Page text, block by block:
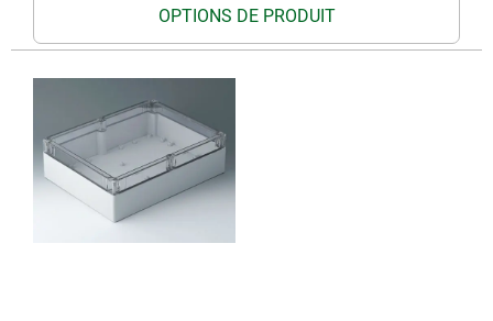
OPTIONS DE PRODUIT